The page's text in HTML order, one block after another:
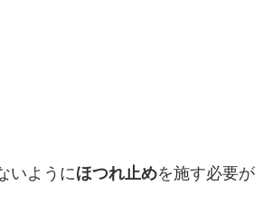
いようにほつれ止めを施す必要が